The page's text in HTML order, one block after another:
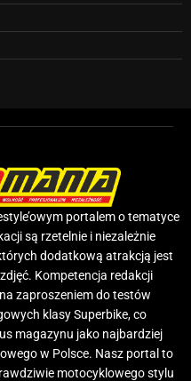
portalem o tematyce
są rzetelnie i niezależnie
dodatkową atrakcją jest
Kompetencja redakcji
zaproszeniem do testów
klasy Superbike, co
magazynu jako najbardziej
w Polsce. Nasz portal to
motocyklowego stylu